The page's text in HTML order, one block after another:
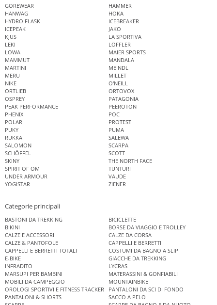
GOREWEAR
HAMMER
HANWAG
HOKA
HYDRO FLASK
ICEBREAKER
ICEPEAK
JAKO
KJUS
LA SPORTIVA
LEKI
LÖFFLER
LOWA
MAIER SPORTS
MAMMUT
MANDALA
MARTINI
MEINDL
MERU
MILLET
NIKE
O'NEILL
ORTLIEB
ORTOVOX
OSPREY
PATAGONIA
PEAK PERFORMANCE
PEEROTON
PHENIX
POC
POLAR
PROTEST
PUKY
PUMA
RUKKA
SALEWA
SALOMON
SCARPA
SCHÖFFEL
SCOTT
SKINY
THE NORTH FACE
SPIRIT OF OM
TUNTURI
UNDER ARMOUR
VAUDE
YOGISTAR
ZIENER
Categorie principali
BASTONI DA TREKKING
BICICLETTE
BIKINI
BORSE DA VIAGGIO E TROLLEY
CALZE E ACCESSORI
CALZE DA CORSA
CALZE & PANTOFOLE
CAPPELLI E BERRETTI
CAPPELLI E BERRETTI TOTALI
COSTUMI DA BAGNO A SLIP
E-BIKE
GIACCHE DA TREKKING
INFRADITO
LYCRAS
MARSUPI PER BAMBINI
MATERASSINI & GONFIABILI
MOBILI DA CAMPEGGIO
MOUNTAINBIKE
OROLOGI SPORTIVI E FITNESS TRACKER
PANTALONI DA SCI DI FONDO
PANTALONI & SHORTS
SACCO A PELO